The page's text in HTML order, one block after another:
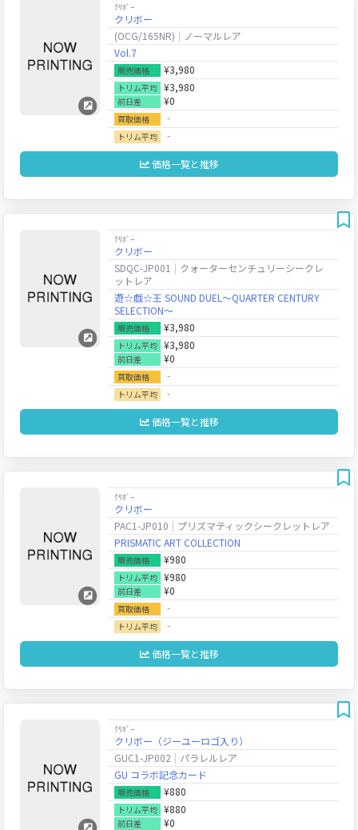
ｸﾘﾎﾞｰ
クリボー
(OCG/165NR)
ノーマルレア
Vol.7
販売価格 ¥3,980
トリム平均 ¥3,980
前日差 ¥0
買取価格 ‐
トリム平均 ‐
価格一覧と推移
ｸﾘﾎﾞｰ
クリボー
SDQC-JP001
クォーターセンチュリーシークレ
ットレア
遊☆戯☆王 SOUND DUEL～QUARTER CENTURY
SELECTION～
販売価格 ¥3,980
トリム平均 ¥3,980
前日差 ¥0
買取価格 ‐
トリム平均 ‐
価格一覧と推移
ｸﾘﾎﾞｰ
クリボー
PAC1-JP010
プリズマティックシークレットレア
PRISMATIC ART COLLECTION
販売価格 ¥980
トリム平均 ¥980
前日差 ¥0
買取価格 ‐
トリム平均 ‐
価格一覧と推移
ｸﾘﾎﾞｰ
クリボー（ジーユーロゴ入り）
GUC1-JP002
パラレルレア
GU コラボ記念カード
販売価格 ¥880
トリム平均 ¥880
前日差 ¥0